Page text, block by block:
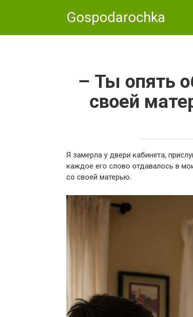
Gospodarochka
– Ты опять
своей
Я замерла у двери кабинета,
каждое его слово отдавалось в
со своей матерью.